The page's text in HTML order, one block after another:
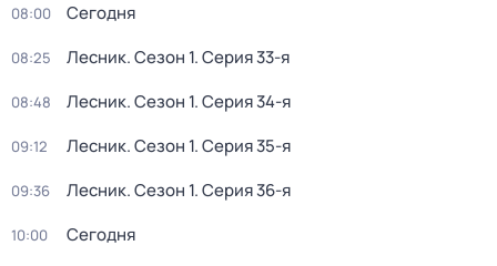
08:00 Сегодня
08:25 Лесник. Сезон 1. Серия 33-я
08:48 Лесник. Сезон 1. Серия 34-я
09:12 Лесник. Сезон 1. Серия 35-я
09:36 Лесник. Сезон 1. Серия 36-я
10:00 Сегодня